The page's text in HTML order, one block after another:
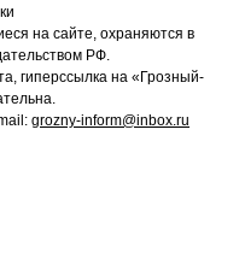
на сайте, охраняются в
РФ.
гиперссылка на «Грозный-
grozny-inform@inbox.ru